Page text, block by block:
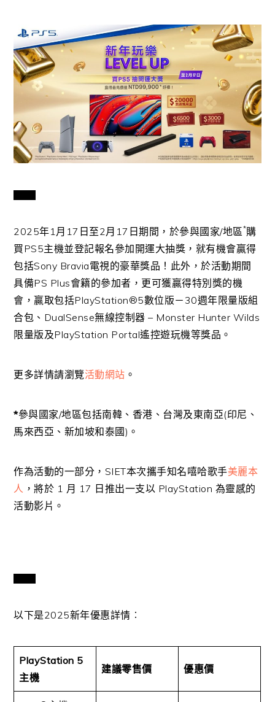
VIEW
DOWNLOAD
IMAGE
2025年1月17日至2月17日期間，於參與國家/地區*購
買PS5主機並登記報名參加開運大抽獎，就有機會贏得
包括Sony Bravia電視的豪華獎品！此外，於活動期間
具備PS Plus會籍的參加者，更可獲贏得特別獎的機
會，贏取包括PlayStation®5數位版－30週年限量版組
合包、DualSense無線控制器 – Monster Hunter Wilds
限量版及PlayStation Portal遙控遊玩機等獎品。
更多詳情請瀏覽活動網站 。
*參與國家/地區包括南韓、香港、台灣及東南亞(印尼、
馬來西亞、新加坡和泰國)。
作為活動的一部分，SIET本次攜手知名嘻哈歌手美麗本
人 ，將於 1 月 17 日推出一支以 PlayStation 為靈感的
活動影片。
VIEW
DOWNLOAD
以下是2025新年優惠詳情︰
PlayStation 5
主機
建議零售價 優惠價